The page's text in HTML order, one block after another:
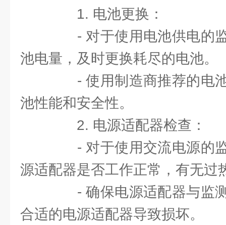
1. 电池更换：
- 对于使用电池供电的监
池电量，及时更换耗尽的电池。
- 使用制造商推荐的电池
池性能和安全性。
2. 电源适配器检查：
- 对于使用交流电源的监
源适配器是否工作正常，有无过
- 确保电源适配器与监测
合适的电源适配器导致损坏。